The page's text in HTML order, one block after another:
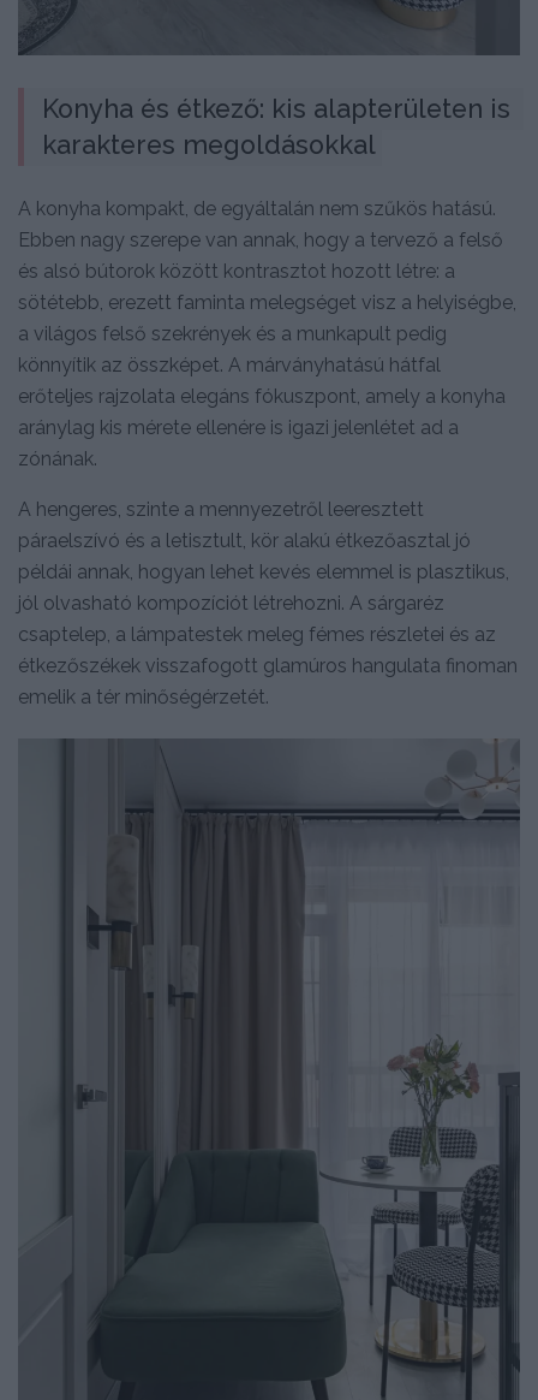
Konyha és étkező: kis alapterületen is
karakteres megoldásokkal
A konyha kompakt, de egyáltalán nem szűkös hatású.
Ebben nagy szerepe van annak, hogy a tervező a felső
és alsó bútorok között kontrasztot hozott létre: a
sötétebb, erezett faminta melegséget visz a helyiségbe,
a világos felső szekrények és a munkapult pedig
könnyítik az összképet. A márványhatású hátfal
erőteljes rajzolata elegáns fókuszpont, amely a konyha
aránylag kis mérete ellenére is igazi jelenlétet ad a
zónának.
A hengeres, szinte a mennyezetről leeresztett
páraelszívó és a letisztult, kör alakú étkezőasztal jó
példái annak, hogyan lehet kevés elemmel is plasztikus,
jól olvasható kompozíciót létrehozni. A sárgaréz
csaptelep, a lámpatestek meleg fémes részletei és az
étkezőszékek visszafogott glamúros hangulata finoman
emelik a tér minőségérzetét.